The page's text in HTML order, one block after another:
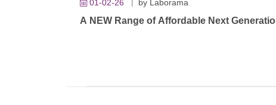
01-02-26 by Laborama
A NEW Range of Affordable Next